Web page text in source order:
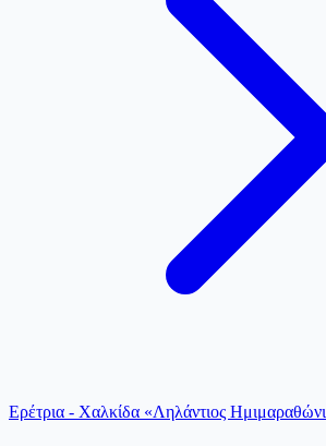
Ερέτρια - Χαλκίδα «Ληλάντιος